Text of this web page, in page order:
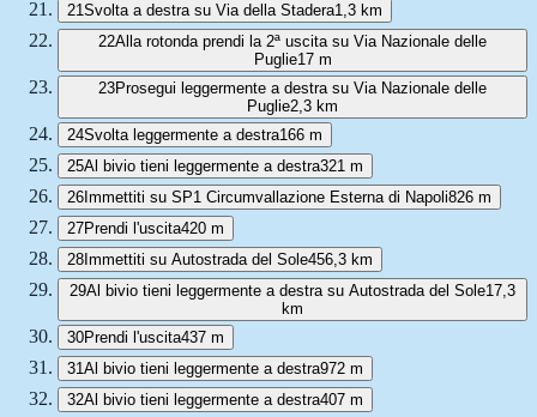
21Svolta a destra su Via della Stadera1,3 km
22Alla rotonda prendi la 2ª uscita su Via Nazionale delle
Puglie17 m
23Prosegui leggermente a destra su Via Nazionale delle
Puglie2,3 km
24Svolta leggermente a destra166 m
25Al bivio tieni leggermente a destra321 m
26Immettiti su SP1 Circumvallazione Esterna di Napoli826 m
27Prendi l'uscita420 m
28Immettiti su Autostrada del Sole456,3 km
29Al bivio tieni leggermente a destra su Autostrada del Sole17,3
km
30Prendi l'uscita437 m
31Al bivio tieni leggermente a destra972 m
32Al bivio tieni leggermente a destra407 m